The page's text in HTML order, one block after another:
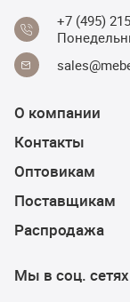
+7 (495)
О компании
Контакты
Оптовикам
Поставщикам
Распродажа
Мы в соц. сетях